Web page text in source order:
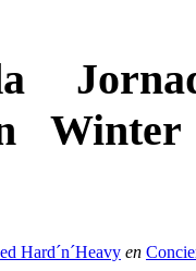
Hard´n´Heavy en